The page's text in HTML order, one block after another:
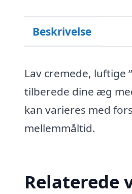
Beskrivelse
Lav cremede, luftige
tilberede dine æg
kan varieres med
mellemmåltid.
Relaterede